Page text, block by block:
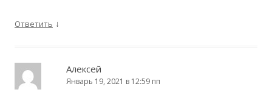
Ответить ↓
Алексей
Январь 19, 2021 в 12:59 пп